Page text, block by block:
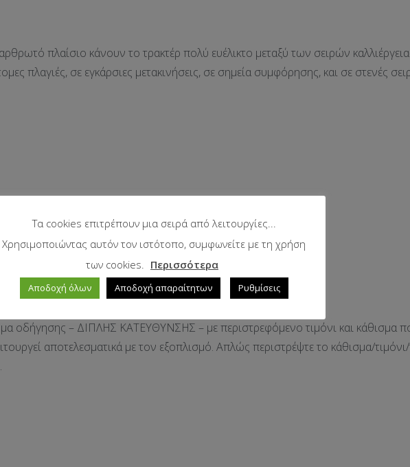
πλαίσιο κάνουν το τρακτέρ πολύ ευέλικτο μεταξύ των σειρών
πλαγιές, σε εγκάρσιες μετακινήσεις, σε σημεία συμφόρησης, και σε στενές
οδήγησης – ΔΙΠΛΗΣ ΚΑΤΕΥΘΥΝΣΗΣ – με περιστρεφόμενο τιμόνι και κάθισμα
αποτελεσματικά με τον εξοπλισμό. Απλώς περιστρέψτε το κάθισμα/
Τα cookies επιτρέπουν μια σειρά από λειτουργίες...
Χρησιμοποιώντας αυτόν τον ιστότοπο, συμφωνείτε με τη χρήση
των cookies. Περισσότερα
Αποδοχή όλων Αποδοχή απαραίτητων Ρυθμίσεις